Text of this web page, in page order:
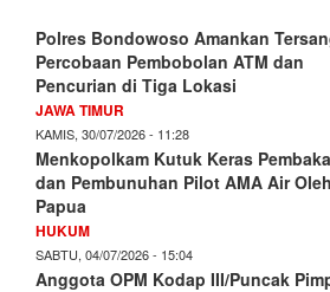
Polres Bondowoso Amankan
Percobaan Pembobolan ATM dan
Pencurian di Tiga Lokasi
JAWA TIMUR
KAMIS, 30/07/2026 - 11:28
Menkopolkam Kutuk Keras
dan Pembunuhan Pilot AMA Air
Papua
HUKUM
SABTU, 04/07/2026 - 15:04
Anggota OPM Kodap III/Puncak